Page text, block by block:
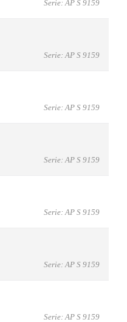
Serie: AP S 9159
Serie: AP S 9159
Serie: AP S 9159
Serie: AP S 9159
Serie: AP S 9159
Serie: AP S 9159
Serie: AP S 9159